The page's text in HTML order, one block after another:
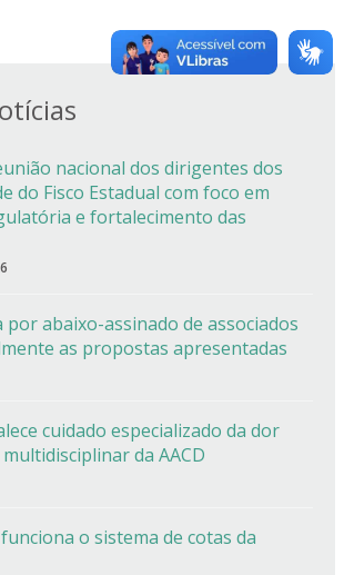
nacional dos dirigentes dos
do Fisco Estadual com foco em
e fortalecimento das
por abaixo-assinado de associados
as propostas apresentadas
cuidado especializado da dor
da AACD
o sistema de cotas da